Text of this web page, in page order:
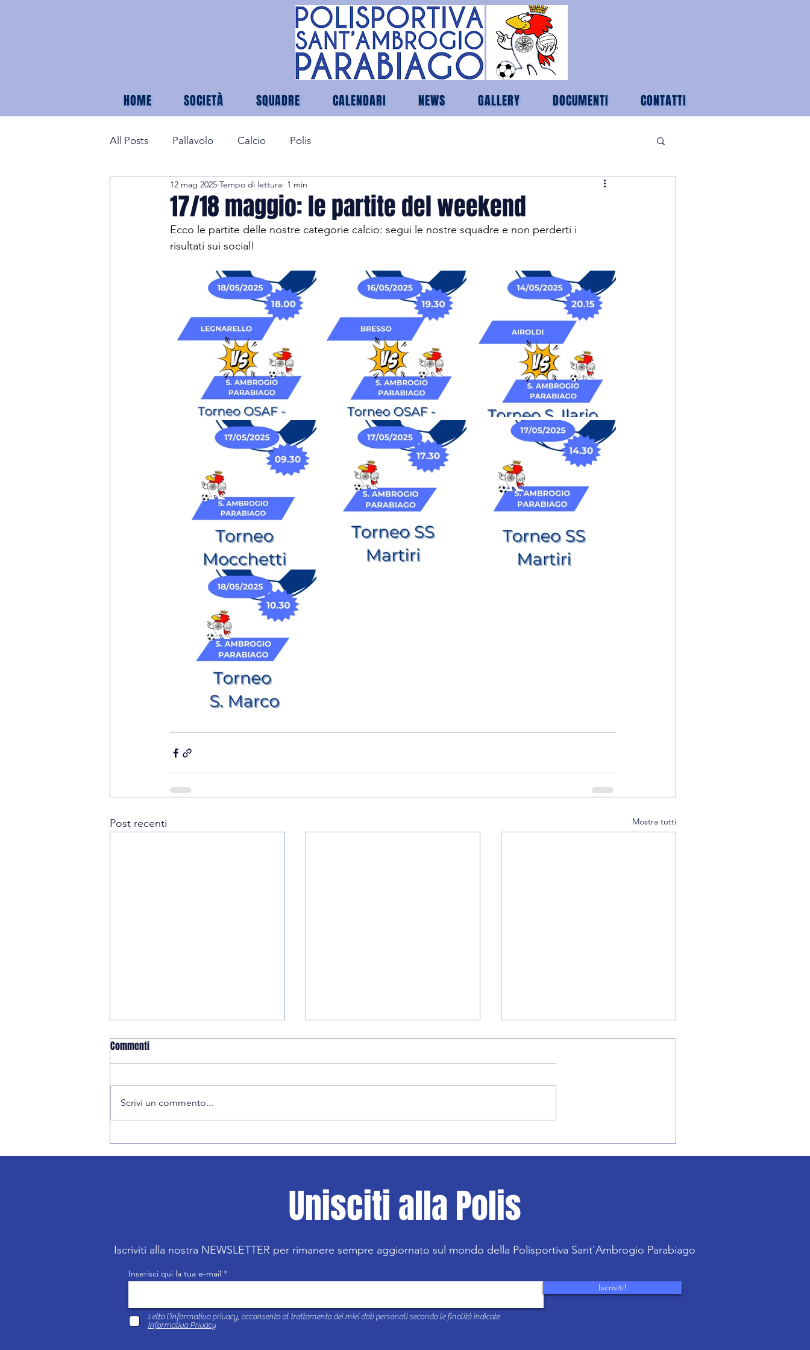
HOME SOCIETÀ SQUADRE CALENDARI NEWS GALLERY DOCUMENTI CONTATTI
All Posts Pallavolo Calcio Polis
17/18 maggio: le partite del weekend
12 mag 2025 Tempo di lettura: 1 min
Ecco le partite delle nostre categorie calcio: segui le nostre squadre e non perderti i
risultati sui social!
Post recenti Mostra tutti
Collaborazione tecnica con Vero
Volley Network
Calcio: allenamenti aperti
Commenti
Scrivi un commento...
Unisciti alla Polis
Iscriviti alla nostra NEWSLETTER per rimanere sempre aggiornato sul mondo della Polisportiva Sant'Ambrogio Parabiago
Inserisci qui la tua e-mail
Iscriviti!
Letta l’informativa privacy, acconsento al trattamento dei miei dati personali secondo le finalità indicate
Informativa Privacy